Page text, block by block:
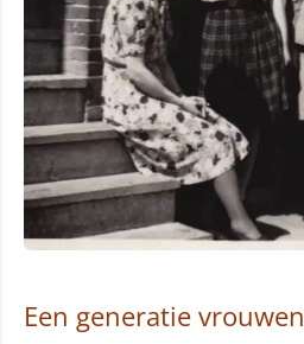
Een generatie vrouwen